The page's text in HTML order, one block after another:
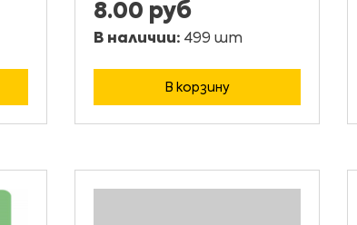
8.00 руб
В наличии: 499 шт
В корзину